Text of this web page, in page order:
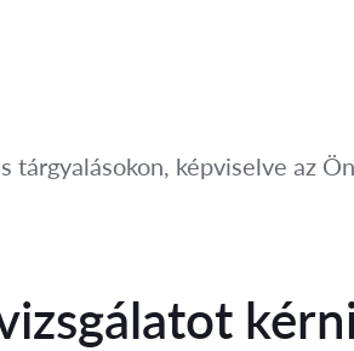
tárgyalásokon, képviselve az